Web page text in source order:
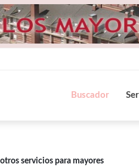
Buscador
servicios para mayores